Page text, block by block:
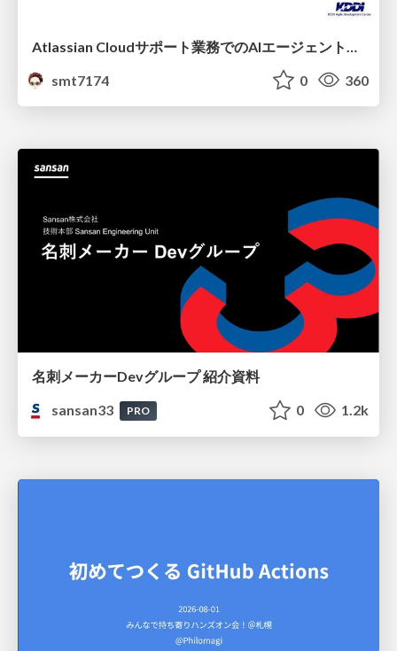
smt7174
0 360
名刺メーカーDevグループ 紹介資料
sansan33
PRO 0 1.2k